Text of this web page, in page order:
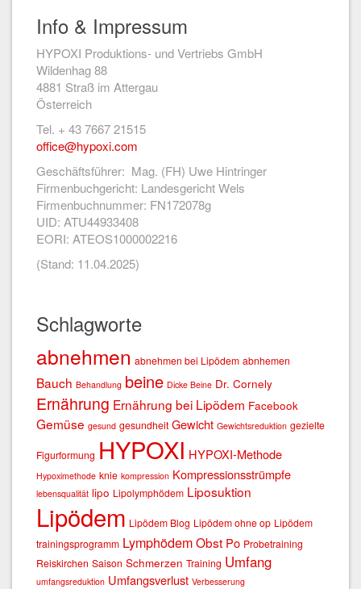
Info & Impressum
HYPOXI Produktions- und Vertriebs GmbH
Wildenhag 88
4881 Straß im Attergau
Österreich
Tel. + 43 7667 21515
office@hypoxi.com
Geschäftsführer: Mag. (FH) Uwe Hintringer
Firmenbuchgericht: Landesgericht Wels
Firmenbuchnummer: FN172078g
UID: ATU44933408
EORI: ATEOS1000002216
(Stand: 11.04.2025)
Schlagworte
abnehmen abnehmen bei Lipödem abnhemen
Bauch Behandlung beine Dicke Beine Dr. Cornely
Ernährung Ernährung bei Lipödem Facebook
Gemüse gesund gesundheit Gewicht Gewichtsreduktion gezielte
Figurformung HYPOXI HYPOXI-Methode
Hypoximethode knie kompression Kompressionsstrümpfe
lebensqualität lipo Lipolymphödem Liposuktion
Lipödem Lipödem Blog Lipödem ohne op Lipödem
trainingsprogramm LymphödemObst Po Probetraining
Reiskirchen Saison Schmerzen Training Umfang
umfangsreduktion Umfangsverlust Verbesserung